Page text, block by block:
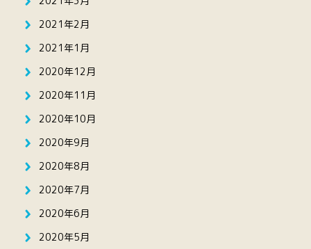
2021年2月
2021年1月
2020年12月
2020年11月
2020年10月
2020年9月
2020年8月
2020年7月
2020年6月
2020年5月